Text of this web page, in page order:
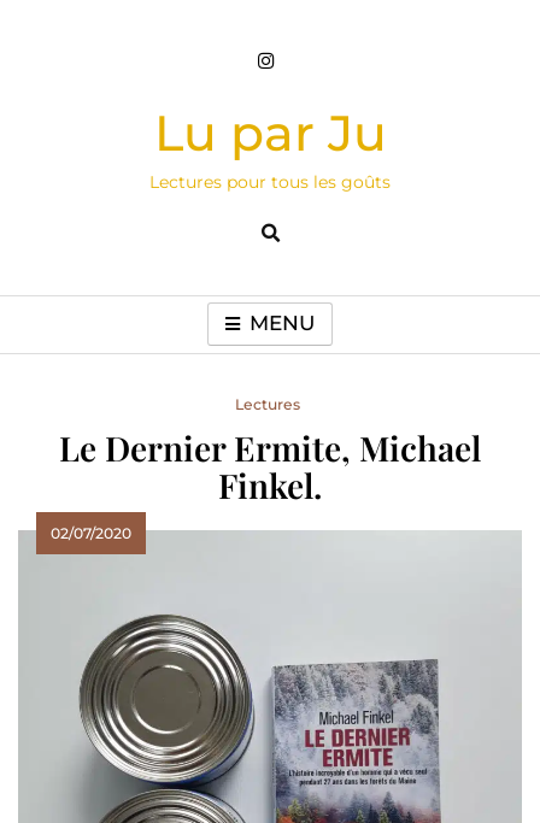
Lu par Ju
Lectures pour tous les goûts
MENU
Lectures
Le Dernier Ermite, Michael
Finkel.
02/07/2020